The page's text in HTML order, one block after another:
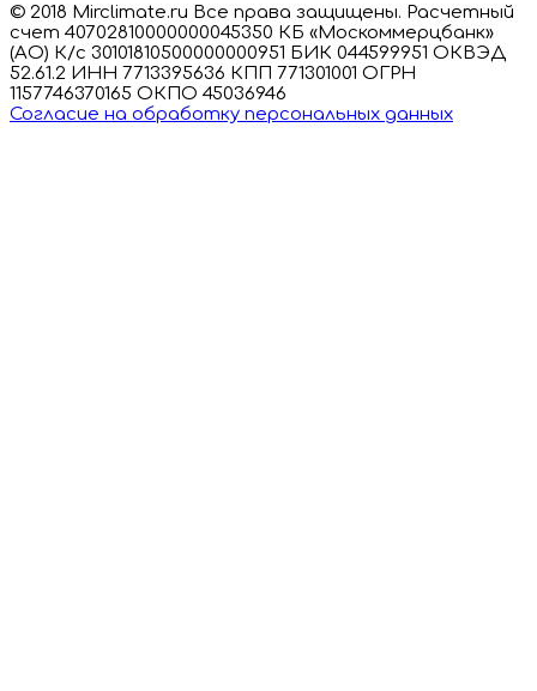
© 2018 Mirclimate.ru Все права защищены. Расчетный
счет 40702810000000045350 КБ «Москоммерцбанк»
(АО) К/с 30101810500000000951 БИК 044599951 ОКВЭД
52.61.2 ИНН 7713395636 КПП 771301001 ОГРН
1157746370165 ОКПО 45036946
Согласие на обработку персональных данных